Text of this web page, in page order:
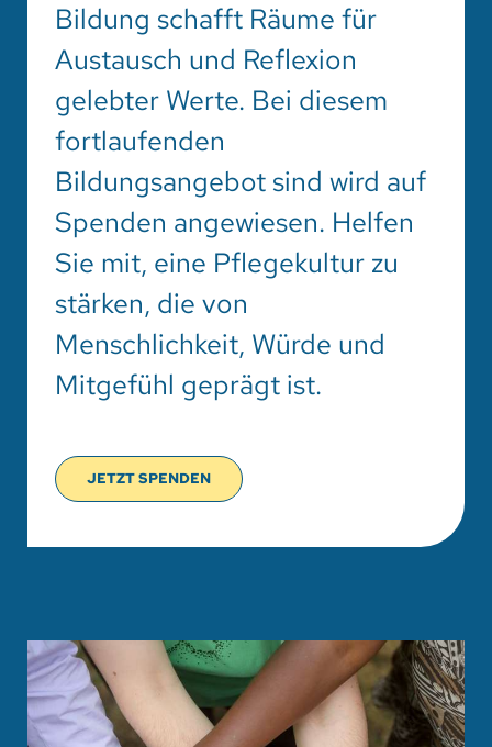
Bildung schafft Räume für
Austausch und Reflexion
gelebter Werte. Bei diesem
fortlaufenden
Bildungsangebot sind wird auf
Spenden angewiesen. Helfen
Sie mit, eine Pflegekultur zu
stärken, die von
Menschlichkeit, Würde und
Mitgefühl geprägt ist.
JETZT SPENDEN